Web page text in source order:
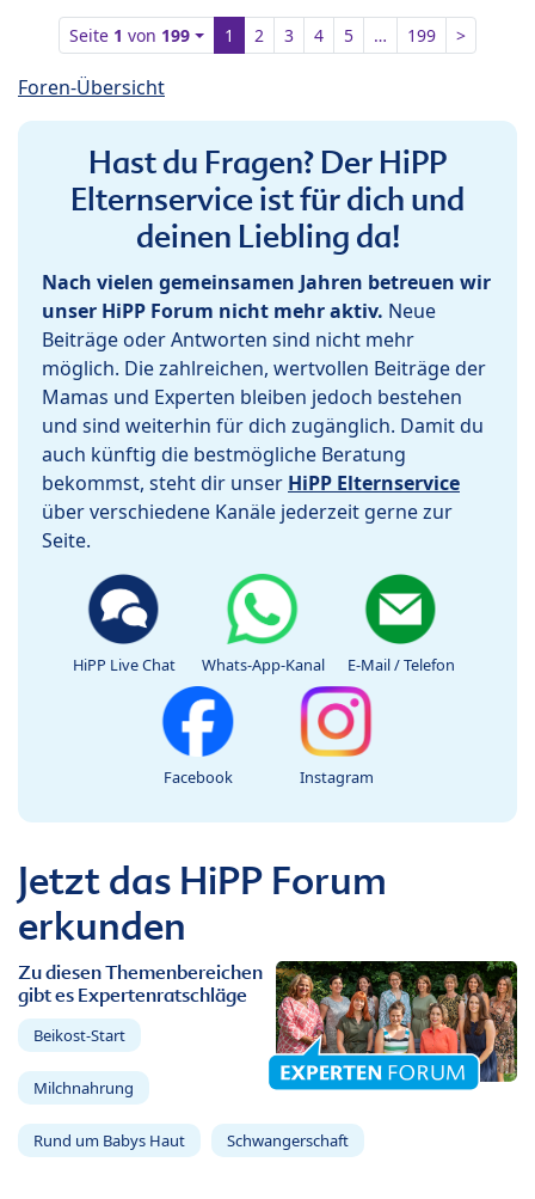
Seite 1 von 199 1 2 3 4 5 … 199 >
Foren-Übersicht
Hast du Fragen? Der HiPP
Elternservice ist für dich und
deinen Liebling da!
Nach vielen gemeinsamen Jahren betreuen wir
unser HiPP Forum nicht mehr aktiv. Neue
Beiträge oder Antworten sind nicht mehr
möglich. Die zahlreichen, wertvollen Beiträge der
Mamas und Experten bleiben jedoch bestehen
und sind weiterhin für dich zugänglich. Damit du
auch künftig die bestmögliche Beratung
bekommst, steht dir unser HiPP Elternservice
über verschiedene Kanäle jederzeit gerne zur
Seite.
HiPP Live Chat Whats-App-Kanal E-Mail / Telefon
Facebook Instagram
Jetzt das HiPP Forum
erkunden
Zu diesen Themenbereichen
gibt es Expertenratschläge
Beikost-Start
Milchnahrung
Rund um Babys Haut Schwangerschaft